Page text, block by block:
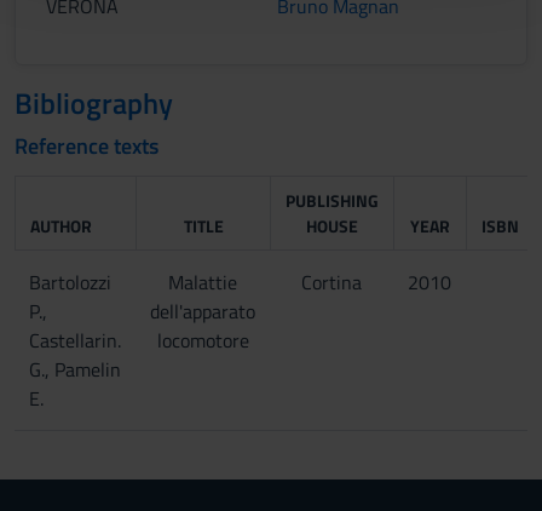
con altre informazioni che hai fornito loro o che hanno
VERONA
Bruno Magnan
Bibliography
Reference texts
AUTHOR TITLE
PUBLISHING
HOUSE
YEAR ISBN
Bartolozzi
P.,
Castellarin.
G., Pamelin
E.
Malattie
dell'apparato
locomotore
Cortina 2010